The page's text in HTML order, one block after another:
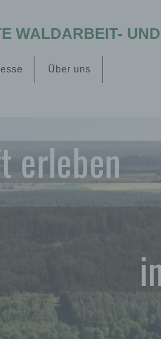
WALDARBEIT-
Über uns
erleben